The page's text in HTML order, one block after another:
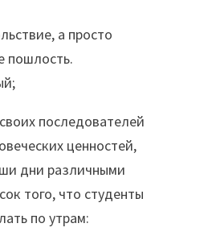
а просто
пошлость.
последователей
ценностей,
дни различными
того, что студенты
по утрам: